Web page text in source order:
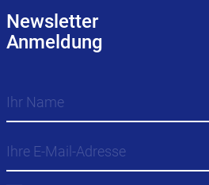
Newsletter
Anmeldung